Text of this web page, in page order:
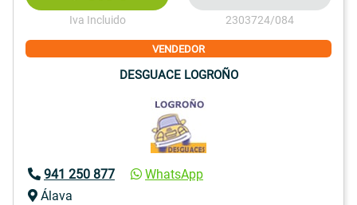
Iva Incluido 2303724/084
VENDEDOR
DESGUACE LOGROÑO
941 250 877
WhatsApp
Álava